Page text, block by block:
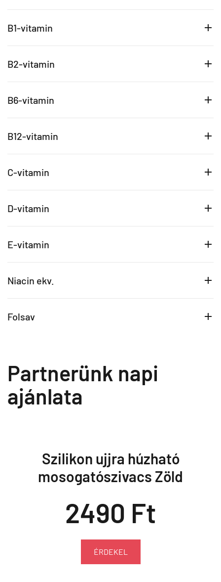
B1-vitamin
B2-vitamin
B6-vitamin
B12-vitamin
C-vitamin
D-vitamin
E-vitamin
Niacin ekv.
Folsav
Partnerünk napi
ajánlata
Szilikon ujjra húzható
mosogatószivacs Zöld
2490 Ft
ÉRDEKEL